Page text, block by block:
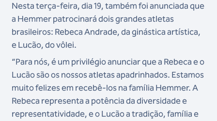
Nesta terça-feira, dia 19, também foi anunciada que
a Hemmer patrocinará dois grandes atletas
brasileiros: Rebeca Andrade, da ginástica artística,
e Lucão, do vôlei.
“Para nós, é um privilégio anunciar que a Rebeca e o
Lucão são os nossos atletas apadrinhados. Estamos
muito felizes em recebê-los na família Hemmer. A
Rebeca representa a potência da diversidade e
representatividade, e o Lucão a tradição, família e